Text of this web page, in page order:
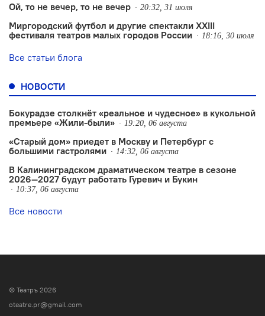
Ой, то не вечер, то не вечер 20:32, 31 июля
Миргородский футбол и другие спектакли XXIII
фестиваля театров малых городов России
18:16, 30 июля
Все статьи блога
НОВОСТИ
Бокурадзе столкнëт «реальное и чудесное» в кукольной
премьере «Жили-были»
19:20, 06 августа
«Старый дом» приедет в Москву и Петербург с
большими гастролями
14:32, 06 августа
В Калининградском драматическом театре в сезоне
2026—2027 будут работать Гуревич и Букин
10:37, 06 августа
Все новости
© Театръ 2026
oteatre.pr@gmail.com